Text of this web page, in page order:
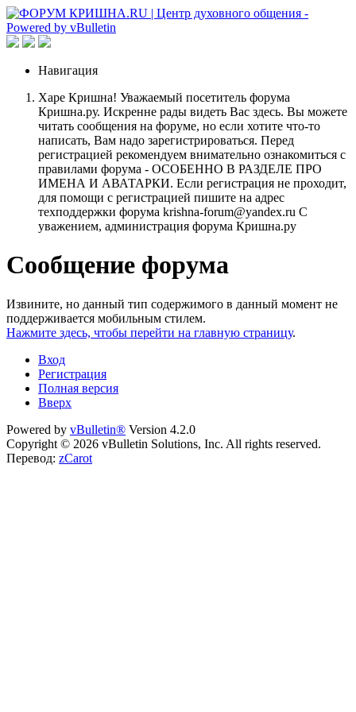
Навигация
Харе Кришна! Уважаемый посетитель форума
Кришна.ру. Искренне рады видеть Вас здесь. Вы можете
читать сообщения на форуме, но если хотите что-то
написать, Вам надо зарегистрироваться. Перед
регистрацией рекомендуем внимательно ознакомиться с
правилами форума - ОСОБЕННО В РАЗДЕЛЕ ПРО
ИМЕНА И АВАТАРКИ. Если регистрация не проходит,
для помощи с регистрацией пишите на адрес
техподдержки форума krishna-forum@yandex.ru С
уважением, администрация форума Кришна.ру
Сообщение форума
Извините, но данный тип содержимого в данный момент не
поддерживается мобильным стилем.
Нажмите здесь, чтобы перейти на главную страницу.
Вход
Регистрация
Полная версия
Вверх
Powered by vBulletin® Version 4.2.0
Copyright © 2026 vBulletin Solutions, Inc. All rights reserved.
Перевод: zCarot